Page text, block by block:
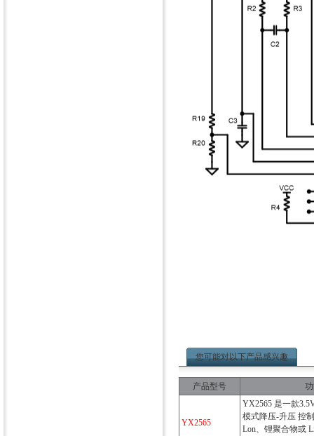
您可能对以下产品感兴趣
产品型号
YX2565
YX2565 是一款
模式降压-升压 控
Lon、锂聚合物或